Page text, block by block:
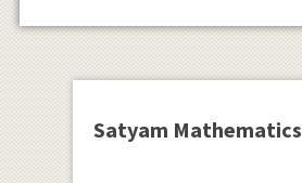
Satyam Mathematics